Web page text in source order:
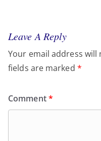
Leave A Reply
Your email address will
fields are marked *
Comment*